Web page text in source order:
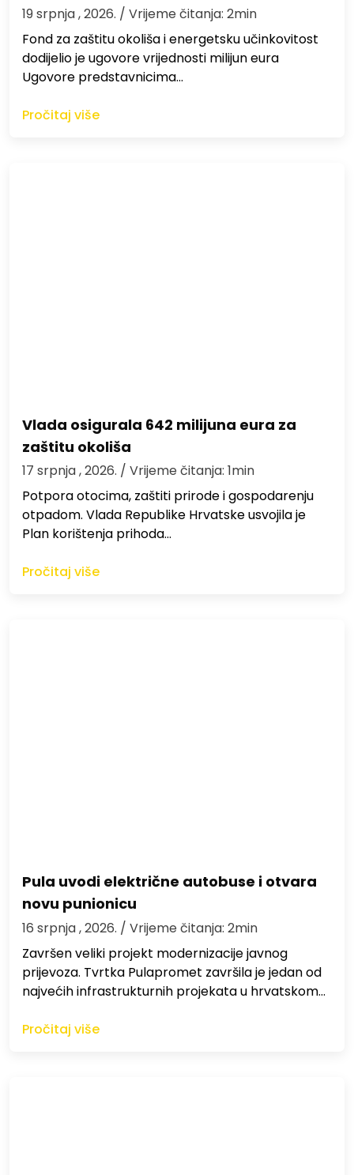
19 srpnja , 2026. / Vrijeme čitanja: 2min
Fond za zaštitu okoliša i energetsku učinkovitost
dodijelio je ugovore vrijednosti milijun eura
Ugovore predstavnicima…
Pročitaj više
Vlada osigurala 642 milijuna eura za
zaštitu okoliša
17 srpnja , 2026. / Vrijeme čitanja: 1min
Potpora otocima, zaštiti prirode i gospodarenju
otpadom. Vlada Republike Hrvatske usvojila je
Plan korištenja prihoda…
Pročitaj više
Pula uvodi električne autobuse i otvara
novu punionicu
16 srpnja , 2026. / Vrijeme čitanja: 2min
Završen veliki projekt modernizacije javnog
prijevoza. Tvrtka Pulapromet završila je jedan od
najvećih infrastrukturnih projekata u hrvatskom…
Pročitaj više